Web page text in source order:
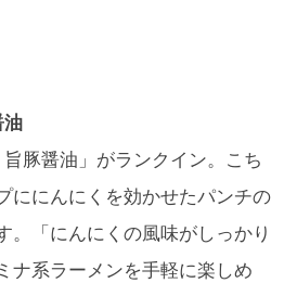
油
豚醤油」がランクイン。こち
ににんにくを効かせたパンチの
。「にんにくの風味がしっかり
ナ系ラーメンを手軽に楽しめ